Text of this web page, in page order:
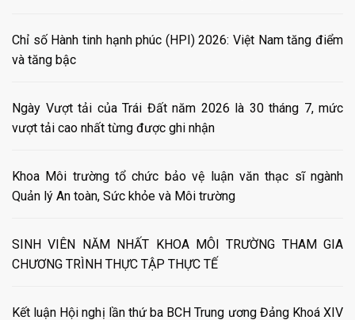
Chỉ số Hành tinh hạnh phúc (HPI) 2026: Việt Nam tăng điểm
và tăng bậc
Ngày Vượt tải của Trái Đất năm 2026 là 30 tháng 7, mức
vượt tải cao nhất từng được ghi nhận
Khoa Môi trường tổ chức bảo vệ luận văn thạc sĩ ngành
Quản lý An toàn, Sức khỏe và Môi trường
SINH VIÊN NĂM NHẤT KHOA MÔI TRƯỜNG THAM GIA
CHƯƠNG TRÌNH THỰC TẬP THỰC TẾ
Kết luận Hội nghị lần thứ ba BCH Trung ương Đảng Khoá XIV